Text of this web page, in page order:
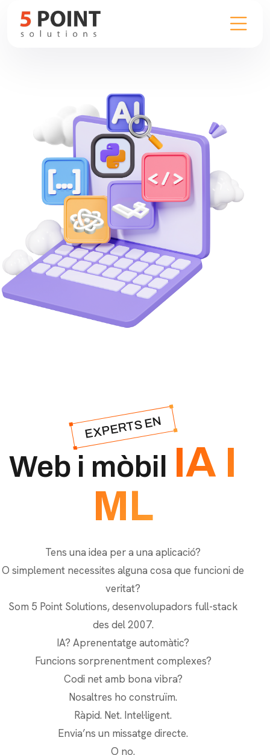
EXPERTS EN
Web i mòbil IA I
ML
Tens una idea per a una aplicació?
O simplement necessites alguna cosa que funcioni de
veritat?
Som 5 Point Solutions, desenvolupadors full-stack
des del 2007.
IA? Aprenentatge automàtic?
Funcions sorprenentment complexes?
Codi net amb bona vibra?
Nosaltres ho construïm.
Ràpid. Net. Intel·ligent.
Envia’ns un missatge directe.
O no.